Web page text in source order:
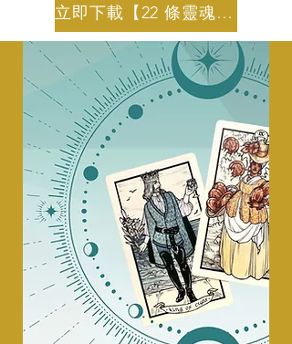
立即下載【22 條靈魂歸家路】